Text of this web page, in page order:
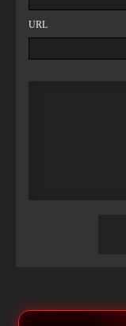
URL